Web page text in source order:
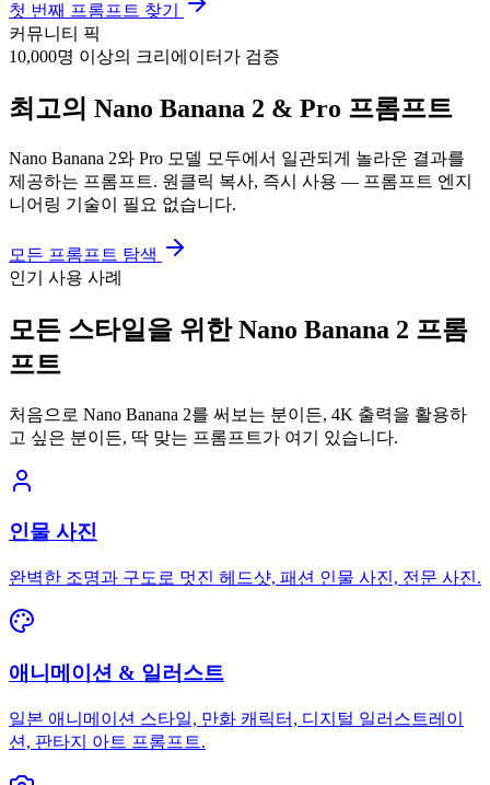
첫 번째 프롬프트 찾기
커뮤니티 픽
10,000명 이상의 크리에이터가 검증
최고의 Nano Banana 2 & Pro 프롬프트
Nano Banana 2와 Pro 모델 모두에서 일관되게 놀라운 결과를
제공하는 프롬프트. 원클릭 복사, 즉시 사용 — 프롬프트 엔지
니어링 기술이 필요 없습니다.
모든 프롬프트 탐색
인기 사용 사례
모든 스타일을 위한 Nano Banana 2 프롬
프트
처음으로 Nano Banana 2를 써보는 분이든, 4K 출력을 활용하
고 싶은 분이든, 딱 맞는 프롬프트가 여기 있습니다.
인물 사진
완벽한 조명과 구도로 멋진 헤드샷, 패션 인물 사진, 전문 사진.
애니메이션 & 일러스트
일본 애니메이션 스타일, 만화 캐릭터, 디지털 일러스트레이
션, 판타지 아트 프롬프트.